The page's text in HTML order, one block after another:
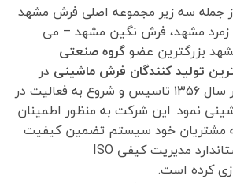
سه زیر مجموعه اصلی فرش مشهد
مشهد، فرش نگین مشهد – می
بزرگترین عضوگروه صنعتی
تولید کنندگان فرش ماشینی در
ایران می باشد که در سال ۱۳۵۶ تاسیس و شروع به فعالیت در
نمود. این شرکت به منظور اطمینان
مشتریان خود سیستم تضمین کیفیت
مناسبی را مطابق استاندارد مدیریت کیفی ISO